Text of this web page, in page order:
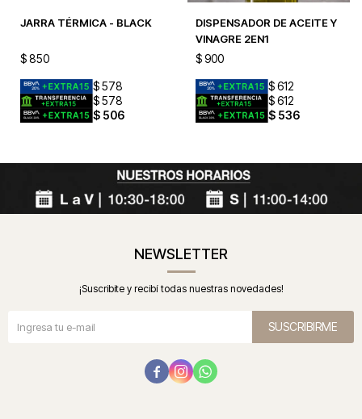
JARRA TÉRMICA - BLACK
$850
$578
$578
$ 506
DISPENSADOR DE ACEITE Y
VINAGRE 2EN1
$ 900
$ 612
$ 612
$ 536
NEWSLETTER
¡Suscribite y recibí todas nuestras novedades!
SUSCRIBIRME
  